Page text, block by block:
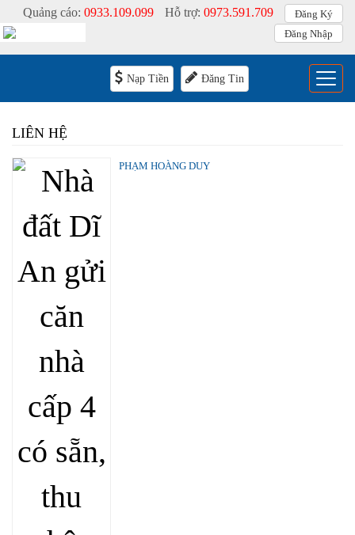
Quảng cáo: 0933.109.099 Hỗ trợ: 0973.591.709
Đăng Ký
Đăng Nhập
Nạp Tiền Đăng Tin Menu
LIÊN HỆ
PHẠM HOÀNG DUY